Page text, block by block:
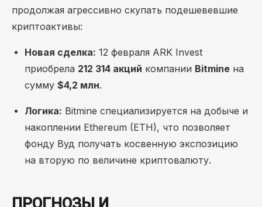
продолжая агрессивно скупать подешевевшие
криптоактивы:
Новая сделка: 12 февраля ARK Invest
приобрела 212 314 акций компании Bitmine на
сумму $4,2 млн.
Логика: Bitmine специализируется на добыче и
накоплении Ethereum (ETH), что позволяет
фонду Вуд получать косвенную экспозицию
на вторую по величине криптовалюту.
ПРОГНОЗЫ И